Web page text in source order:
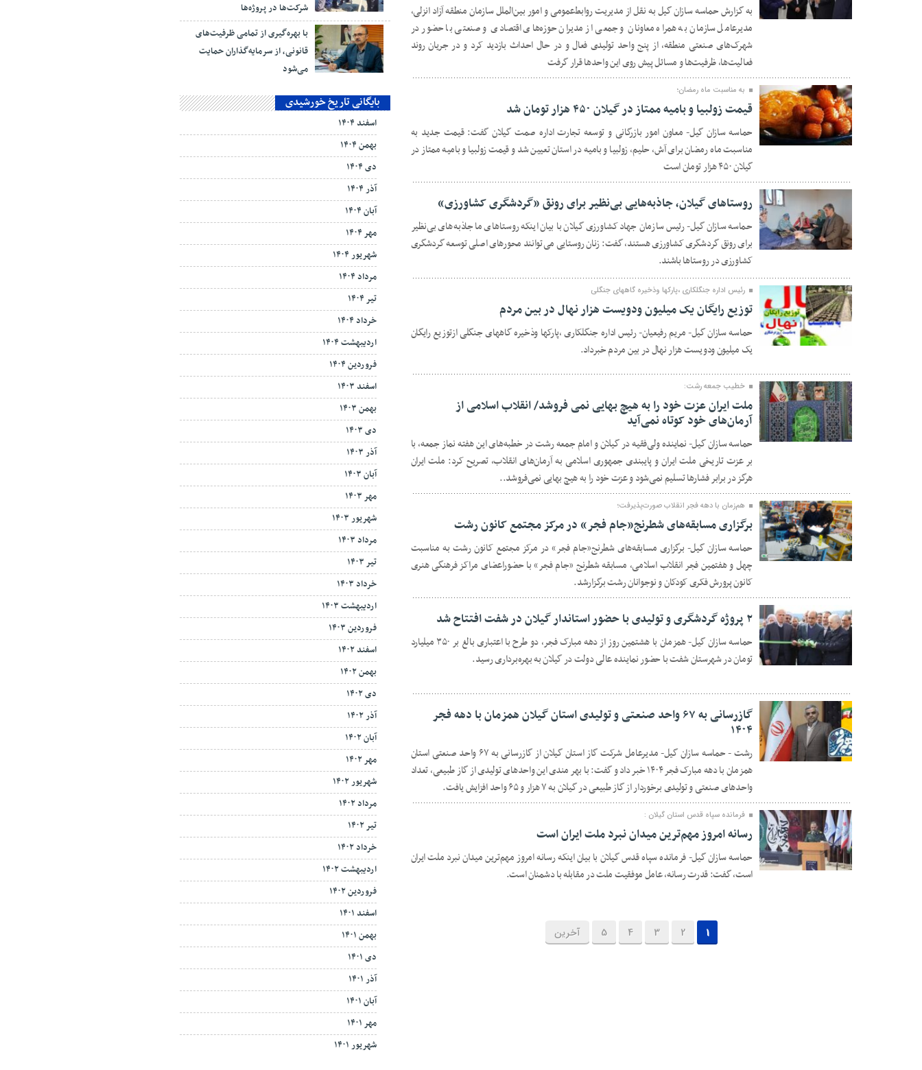
به گزارش حماسه سازان گیل به نقل از مدیریت روابط‌عمومی و امور بین‌الملل سازمان منطقه آزاد انزلی،
مدیرعامل سازمان به همراه معاونان و جمعی از مدیران حوزه‌های اقتصادی و صنعتی با حضور در
شهرک‌های صنعتی منطقه، از پنج واحد تولیدی فعال و در حال احداث بازدید کرد و در جریان روند
فعالیت‌ها، ظرفیت‌ها و مسائل پیش‌ روی این واحدها قرار گرفت
۳۰ بهمن ۱۴۰۴
به مناسبت ماه رمضان؛
قیمت زولبیا و بامیه ممتاز در گیلان ۴۵۰ هزار تومان شد
حماسه سازان گیل- معاون امور بازرگانی و توسعه تجارت اداره صمت گیلان گفت: قیمت جدید به
مناسبت ماه رمضان برای آش، حلیم، زولبیا و بامیه در استان تعیین شد و قیمت زولبیا و بامیه ممتاز در
گیلان ۴۵۰ هزار تومان است
روستاهای گیلان، جاذبه‌هایی بی‌نظیر برای رونق «گردشگری کشاورزی»
حماسه سازان گیل- رئیس سازمان جهاد کشاورزی گیلان با بیان اینکه روستاهای ما جاذبه های بی نظیر
برای رونق گردشگری کشاورزی هستند، گفت: زنان روستایی می توانند محورهای اصلی توسعه گردشگری
کشاورزی در روستاها باشند.
رئیس اداره جنگلکاری ،پارکها وذخیره گاههای جنگلی
توزیع رایگان یک میلیون ودویست هزار نهال در بین مردم
حماسه سازان گیل- مریم رفیعیان- رئیس اداره جنگلکاری ،پارکها وذخیره گاههای جنگلی ازتوزیع رایگان
یک میلیون ودویست هزار نهال در بین مردم خبرداد.
۲۴ بهمن ۱۴۰۴
خطیب جمعه رشت:
ملت ایران عزت خود را به هیچ بهایی نمی فروشد/ انقلاب اسلامی از
آرمان‌های خود کوتاه نمی‌آید
حماسه سازان گیل- نماینده ولی‌فقیه در گیلان و امام جمعه رشت در خطبه‌های این هفته نماز جمعه، با
بر عزت تاریخی ملت ایران و پایبندی جمهوری اسلامی به آرمان‌های انقلاب، تصریح کرد: ملت ایران
هرگز در برابر فشارها تسلیم نمی‌شود و عزت خود را به هیچ بهایی نمی‌فروشد..
۲۱ بهمن ۱۴۰۴
هم‌زمان با دهه فجر انقلاب صورت‌پذیرفت؛
برگزاری مسابقه‌های شطرنج«جام فجر» در مرکز مجتمع کانون رشت
حماسه سازان گیل- برگزاری مسابقه‌های شطرنج«جام فجر» در مرکز مجتمع کانون رشت به مناسبت
چهل و هفتمین فجر انقلاب اسلامی، مسابقه شطرنج «جام فجر» با حضوراعضای مراکز فرهنگی هنری
کانون پرورش فکری کودکان و نوجوانان رشت برگزارشد.
۲ پروژه گردشگری و تولیدی با حضور استاندار گیلان در شفت افتتاح شد
حماسه سازان گیل- همزمان با هشتمین روز از دهه مبارک فجر، دو طرح با اعتباری بالغ بر ۳۵۰ میلیارد
تومان در شهرستان شفت با حضور نماینده عالی دولت در گیلان به بهره‌برداری رسید.
۲۱ بهمن ۱۴۰۴
گازرسانی به ۶۷ واحد صنعتی و تولیدی استان گیلان همزمان با دهه فجر
۱۴۰۴
رشت - حماسه سازان گیل- مدیرعامل شرکت گاز استان گیلان از گازرسانی به ۶۷ واحد صنعتی استان
همزمان با دهه مبارک فجر ۱۴۰۴ خبر داد و گفت: با بهر مندی این واحدهای تولیدی از گاز طبیعی، تعداد
واحدهای صنعتی و تولیدی برخوردار از گاز طبیعی در گیلان به ۷ هزار و ۶۵ واحد افزایش یافت.
۲۱ بهمن ۱۴۰۴
فرمانده سپاه قدس استان گیلان :
رسانه امروز مهم‌ترین میدان نبرد ملت ایران است
حماسه سازان گیل- فرمانده سپاه قدس گیلان با بیان اینکه رسانه امروز مهم‌ترین میدان نبرد ملت ایران
است، گفت: قدرت رسانه، عامل موفقیت ملت در مقابله با دشمنان است.
1
2
3
4
5 آخرین
شرکت‌ها در پروژه‌ها
با بهره‌گیری از تمامی ظرفیت‌های
قانونی، از سرمایه‌گذاران حمایت
می‌شود
بایگانی تاریخ خورشیدی
اسفند ۱۴۰۴
بهمن ۱۴۰۴
دی ۱۴۰۴
آذر ۱۴۰۴
آبان ۱۴۰۴
مهر ۱۴۰۴
شهریور ۱۴۰۴
مرداد ۱۴۰۴
تیر ۱۴۰۴
خرداد ۱۴۰۴
اردیبهشت ۱۴۰۴
فروردین ۱۴۰۴
اسفند ۱۴۰۳
بهمن ۱۴۰۳
دی ۱۴۰۳
آذر ۱۴۰۳
آبان ۱۴۰۳
مهر ۱۴۰۳
شهریور ۱۴۰۳
مرداد ۱۴۰۳
تیر ۱۴۰۳
خرداد ۱۴۰۳
اردیبهشت ۱۴۰۳
فروردین ۱۴۰۳
اسفند ۱۴۰۲
بهمن ۱۴۰۲
دی ۱۴۰۲
آذر ۱۴۰۲
آبان ۱۴۰۲
مهر ۱۴۰۲
شهریور ۱۴۰۲
مرداد ۱۴۰۲
تیر ۱۴۰۲
خرداد ۱۴۰۲
اردیبهشت ۱۴۰۲
فروردین ۱۴۰۲
اسفند ۱۴۰۱
بهمن ۱۴۰۱
دی ۱۴۰۱
آذر ۱۴۰۱
آبان ۱۴۰۱
مهر ۱۴۰۱
شهریور ۱۴۰۱